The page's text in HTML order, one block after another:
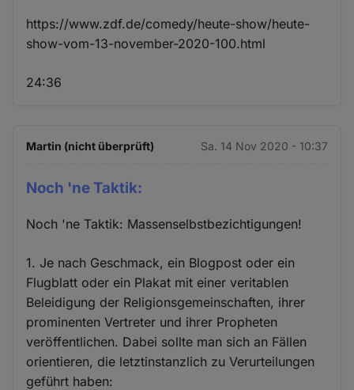
https://www.zdf.de/comedy/heute-show/heute-
show-vom-13-november-2020-100.html
24:36
Martin (nicht überprüft) Sa. 14 Nov 2020 - 10:37
Noch 'ne Taktik:
Noch 'ne Taktik: Massenselbstbezichtigungen!
1. Je nach Geschmack, ein Blogpost oder ein
Flugblatt oder ein Plakat mit einer veritablen
Beleidigung der Religionsgemeinschaften, ihrer
prominenten Vertreter und ihrer Propheten
veröffentlichen. Dabei sollte man sich an Fällen
orientieren, die letztinstanzlich zu Verurteilungen
geführt haben: